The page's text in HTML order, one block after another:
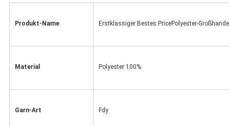
Produkt-Name Erstklassiger Bestes PricePolyester-
Material Polyester 100%
Garn-Art Fdy